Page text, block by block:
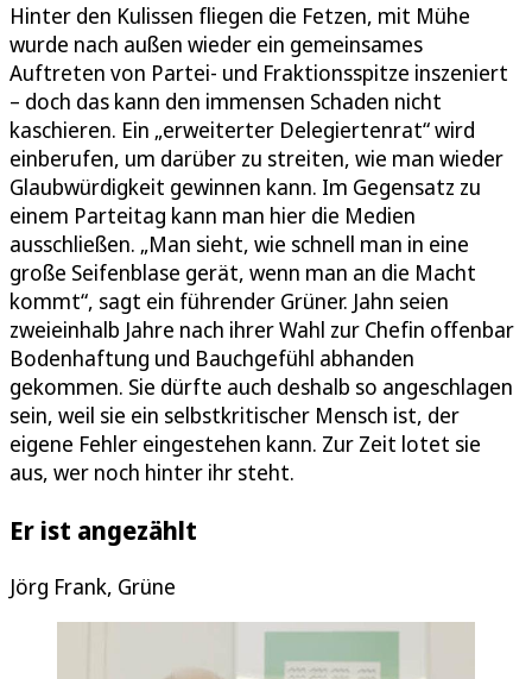
Hinter den Kulissen fliegen die Fetzen, mit Mühe
wurde nach außen wieder ein gemeinsames
Auftreten von Partei- und Fraktionsspitze inszeniert
– doch das kann den immensen Schaden nicht
kaschieren. Ein „erweiterter Delegiertenrat“ wird
einberufen, um darüber zu streiten, wie man wieder
Glaubwürdigkeit gewinnen kann. Im Gegensatz zu
einem Parteitag kann man hier die Medien
ausschließen. „Man sieht, wie schnell man in eine
große Seifenblase gerät, wenn man an die Macht
kommt“, sagt ein führender Grüner. Jahn seien
zweieinhalb Jahre nach ihrer Wahl zur Chefin offenbar
Bodenhaftung und Bauchgefühl abhanden
gekommen. Sie dürfte auch deshalb so angeschlagen
sein, weil sie ein selbstkritischer Mensch ist, der
eigene Fehler eingestehen kann. Zur Zeit lotet sie
aus, wer noch hinter ihr steht.
Er ist angezählt
Jörg Frank, Grüne